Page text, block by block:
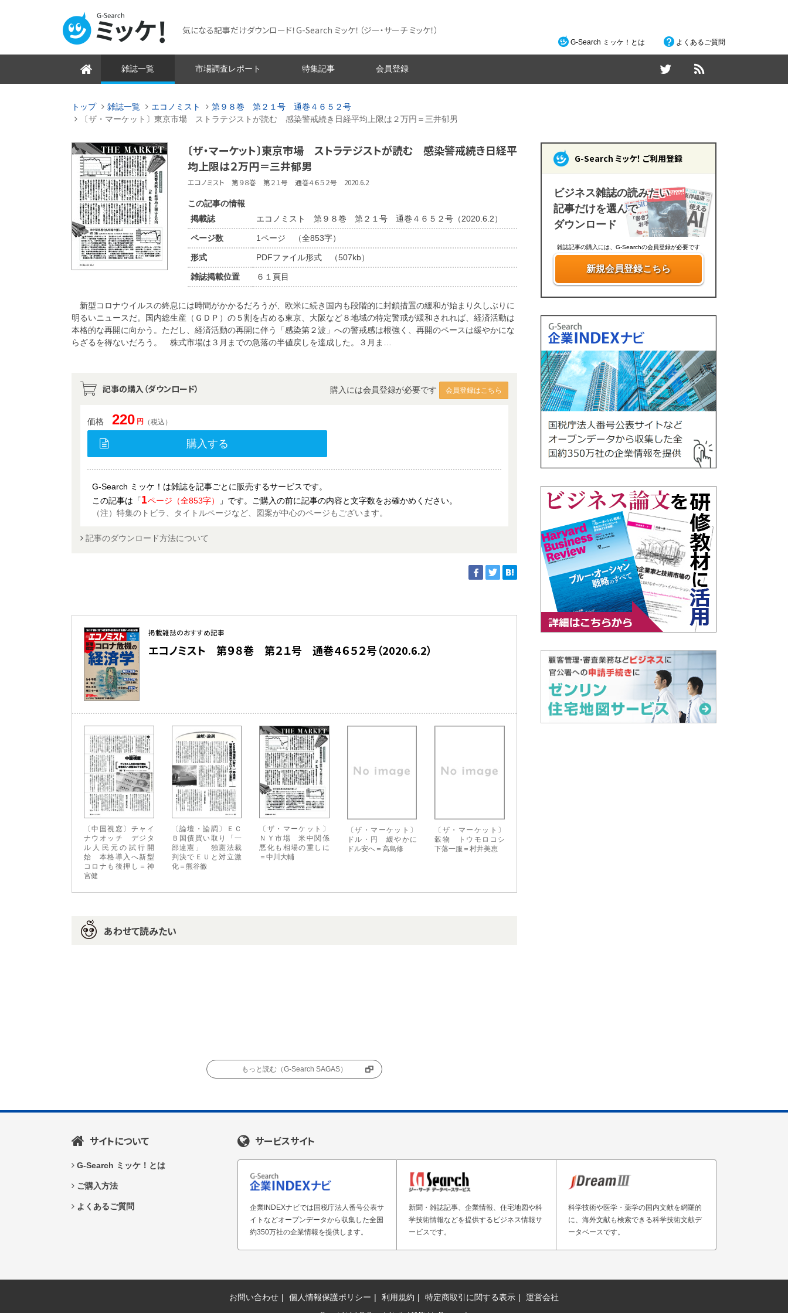
気になる記事だけダウンロード！G-Search ミッケ！ （ジー・サーチ ミッケ！）
G-Search ミッケ！とは よくあるご質問
雑誌一覧 市場調査レポート 特集記事 会員登録
トップ 雑誌一覧 エコノミスト
第９８巻 第２１号 通巻４６５２号
〔ザ・マーケット〕東京市場 ストラテジストが読む 感染警戒続き日経平均上限は２万円＝三井郁男
〔ザ・マーケット〕東京市場 ストラテジストが読む 感染警戒続き日経平
均上限は２万円＝三井郁男
エコノミスト 第９８巻 第２１号 通巻４６５２号 2020.6.2
この記事の情報
掲載誌
エコノミスト 第９８巻 第２１号 通巻４６５２号（2020.6.2）
ページ数 1ページ （全853字）
形式 PDFファイル形式 （507kb）
雑誌掲載位置 ６１頁目
新型コロナウイルスの終息には時間がかかるだろうが、欧米に続き国内も段階的に封鎖措置の緩和が始まり久しぶりに
明るいニュースだ。国内総生産（ＧＤＰ）の５割を占める東京、大阪など８地域の特定警戒が緩和されれば、経済活動は
本格的な再開に向かう。ただし、経済活動の再開に伴う「感染第２波」への警戒感は根強く、再開のペースは緩やかにな
らざるを得ないだろう。 株式市場は３月までの急落の半値戻しを達成した。３月ま…
記事の購入（ダウンロード） 購入には会員登録が必要です 会員登録はこちら
価格 220 円 （税込）
購入する
G-Search ミッケ！は雑誌を記事ごとに販売するサービスです。
この記事は「1ページ（全853字）
」です。ご購入の前に記事の内容と文字数をお確かめください。
（注）特集のトビラ、タイトルページなど、図案が中心のページもございます。
記事のダウンロード方法について
掲載雑誌のおすすめ記事
エコノミスト 第９８巻 第２１号 通巻４６５２号（2020.6.2）
〔中国視窓〕チャイ
ナウオッチ デジタ
ル人民元の試行開
始 本格導入へ新型
コロナも後押し＝神
宮健
〔論壇・論調〕ＥＣ
Ｂ国債買い取り「一
部違憲」 独憲法裁
判決でＥＵと対立激
化＝熊谷徹
〔ザ・マーケット〕
ＮＹ市場 米中関係
悪化も相場の重しに
＝中川大輔
〔ザ・マーケット〕
ドル・円 緩やかに
ドル安へ＝高島修
〔ザ・マーケット〕
穀物 トウモロコシ
下落一服＝村井美恵
あわせて読みたい
もっと読む（G-Search SAGAS）
G-Search ミッケ！ ご利用登録
ビジネス雑誌の読みたい
記事だけを選んで
ダウンロード
雑誌記事の購入には、G-Searchの会員登録が必要です
新規会員登録こちら
サイトについて
G-Search ミッケ！とは
ご購入方法
よくあるご質問
サービスサイト
企業INDEXナビでは国税庁法人番号公表サ
イトなどオープンデータから収集した全国
約350万社の企業情報を提供します。
新聞・雑誌記事、企業情報、住宅地図や科
学技術情報などを提供するビジネス情報サ
ービスです。
科学技術や医学・薬学の国内文献を網羅的
に、海外文献も検索できる科学技術文献デ
ータベースです。
お問い合わせ 個人情報保護ポリシー 利用規約 特定商取引に関する表示 運営会社